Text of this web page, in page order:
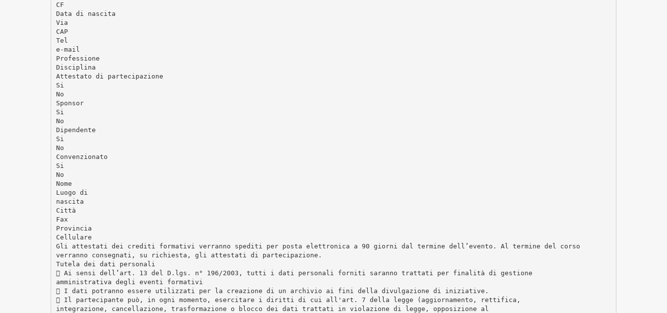
CF
Data di nascita
Via
CAP
Tel
e-mail
Professione
Disciplina
Attestato di partecipazione
Si
No
Sponsor
Si
No
Dipendente
Si
No
Convenzionato
Si
No
Nome
Luogo di
nascita
Città
Fax
Provincia
Cellulare
Gli attestati dei crediti formativi verranno spediti per posta elettronica a 90 giorni dal termine dell’evento. Al termine del corso
verranno consegnati, su richiesta, gli attestati di partecipazione.
Tutela dei dati personali
 Ai sensi dell’art. 13 del D.lgs. n° 196/2003, tutti i dati personali forniti saranno trattati per finalità di gestione
amministrativa degli eventi formativi
 I dati potranno essere utilizzati per la creazione di un archivio ai fini della divulgazione di iniziative.
 Il partecipante può, in ogni momento, esercitare i diritti di cui all'art. 7 della legge (aggiornamento, rettifica,
integrazione, cancellazione, trasformazione o blocco dei dati trattati in violazione di legge, opposizione al